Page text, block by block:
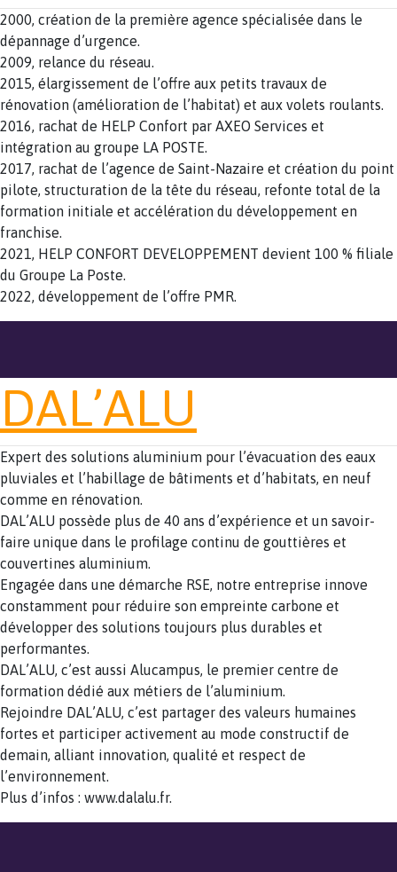
2000, création de la première agence spécialisée dans le
dépannage d’urgence.
2009, relance du réseau.
2015, élargissement de l’offre aux petits travaux de
rénovation (amélioration de l’habitat) et aux volets roulants.
2016, rachat de HELP Confort par AXEO Services et
intégration au groupe LA POSTE.
2017, rachat de l’agence de Saint-Nazaire et création du point
pilote, structuration de la tête du réseau, refonte total de la
formation initiale et accélération du développement en
franchise.
2021, HELP CONFORT DEVELOPPEMENT devient 100 % filiale
du Groupe La Poste.
2022, développement de l’offre PMR.
DAL’ALU
Expert des solutions aluminium pour l’évacuation des eaux
pluviales et l’habillage de bâtiments et d’habitats, en neuf
comme en rénovation.
DAL’ALU possède plus de 40 ans d’expérience et un savoir-
faire unique dans le profilage continu de gouttières et
couvertines aluminium.
Engagée dans une démarche RSE, notre entreprise innove
constamment pour réduire son empreinte carbone et
développer des solutions toujours plus durables et
performantes.
DAL’ALU, c’est aussi Alucampus, le premier centre de
formation dédié aux métiers de l’aluminium.
Rejoindre DAL’ALU, c’est partager des valeurs humaines
fortes et participer activement au mode constructif de
demain, alliant innovation, qualité et respect de
l’environnement.
Plus d’infos : www.dalalu.fr.